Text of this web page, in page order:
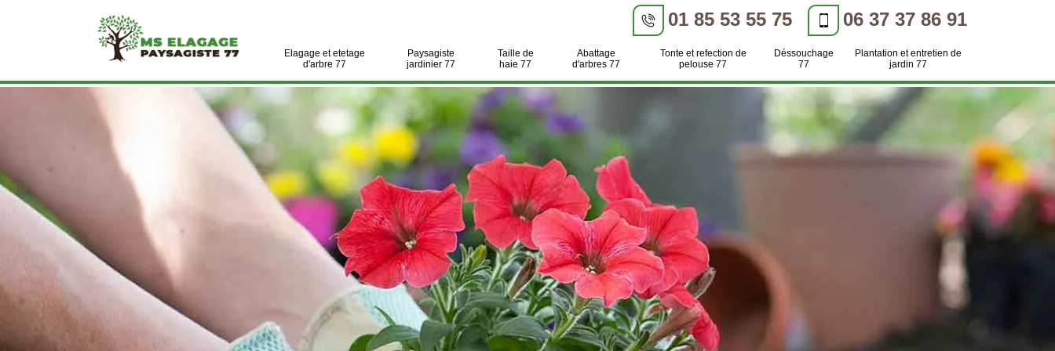
01 85 53 55 75 06 37 37 86 91
Elagage et etetage
d'arbre 77
Paysagiste
jardinier 77
Taille de
haie 77
Abattage
d'arbres 77
Tonte et refection de
pelouse 77
Déssouchage
77
Plantation et entretien de
jardin 77